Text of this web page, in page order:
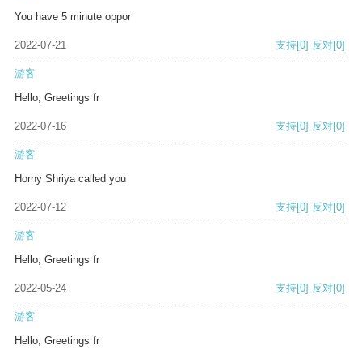
You have 5 minute oppor
2022-07-21 支持[0] 反对[0]
游客
Hello, Greetings fr
2022-07-16 支持[0] 反对[0]
游客
Horny Shriya called you
2022-07-12 支持[0] 反对[0]
游客
Hello, Greetings fr
2022-05-24 支持[0] 反对[0]
游客
Hello, Greetings fr